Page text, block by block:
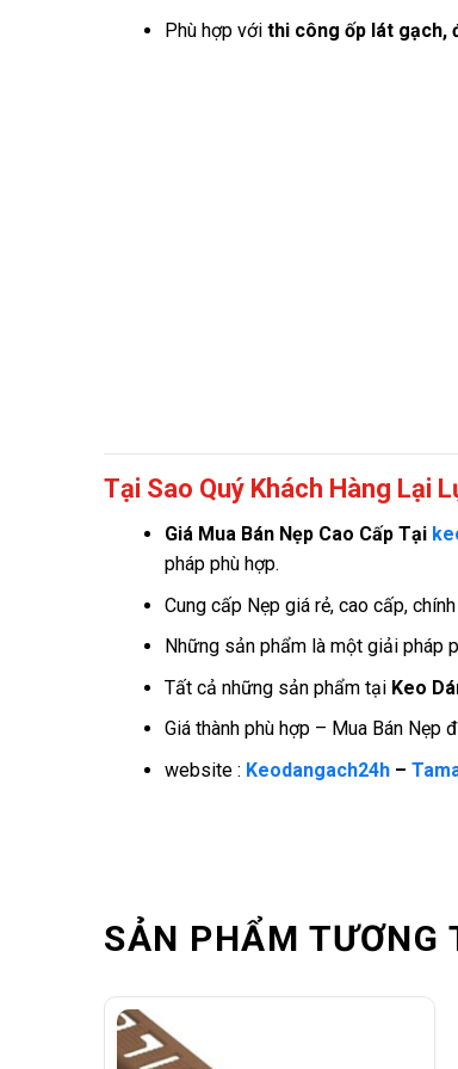
Phù hợp với thi công ốp lát gạch,
Tại Sao Quý Khách Hàng Lại
GiáMua Bán Nẹp Cao Cấp Tại
pháp phù hợp.
Cung cấp Nẹp giá rẻ, cao cấp, chính
Những sản phẩm là một giải pháp
Tất cả những sản phẩm tại Keo
Giá thành phù hợp – Mua Bán Nẹp
website : Keodangach24h–
SẢN PHẨM TƯƠNG